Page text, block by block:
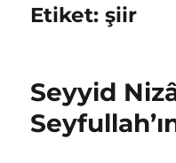
Etiket:şiir
Seyyid